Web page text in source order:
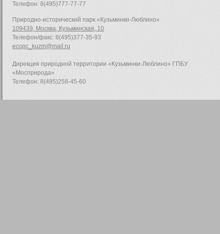
Телефон: 8(495)777-77-77
Природно-исторический парк «Кузьминки-Люблино»
109439, Москва, Кузьминская, 10
Телефон/факс: 8(495)377-35-93
ecopc_kuzm@mail.ru
Дирекция природной территории «Кузьминки-Люблино» ГПБУ
«Мосприрода»
Телефон: 8(495)258-45-60